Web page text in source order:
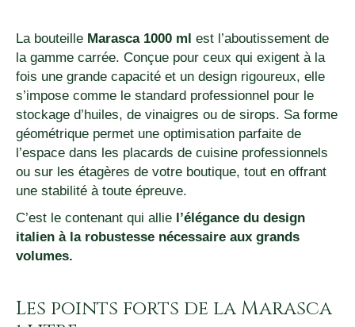
La bouteille Marasca 1000 ml est l’aboutissement de
la gamme carrée. Conçue pour ceux qui exigent à la
fois une grande capacité et un design rigoureux, elle
s’impose comme le standard professionnel pour le
stockage d’huiles, de vinaigres ou de sirops. Sa forme
géométrique permet une optimisation parfaite de
l’espace dans les placards de cuisine professionnels
ou sur les étagères de votre boutique, tout en offrant
une stabilité à toute épreuve.
C’est le contenant qui allie l’élégance du design
italien à la robustesse nécessaire aux grands
volumes.
Les points forts de la Marasca